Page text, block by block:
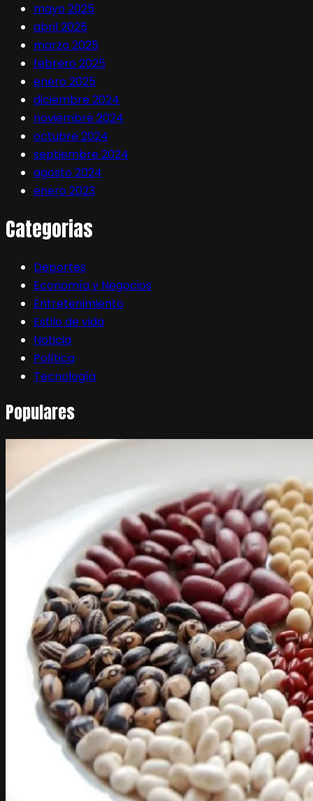
mayo 2025
abril 2025
marzo 2025
febrero 2025
enero 2025
diciembre 2024
noviembre 2024
octubre 2024
septiembre 2024
agosto 2024
enero 2023
Categorias
Deportes
Economía y Negocios
Entretenimiento
Estilo de vida
Noticia
Política
Tecnología
Populares